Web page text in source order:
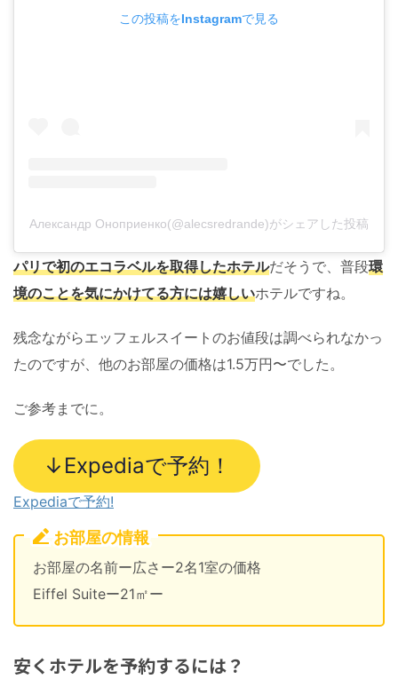
この投稿をInstagramで見る
Александр Оноприенко(@alecsredrande)がシェアした投稿
パリで初のエコラベルを取得したホテルだそうで、普段環
境のことを気にかけてる方には嬉しいホテルですね。
残念ながらエッフェルスイートのお値段は調べられなかっ
たのですが、他のお部屋の価格は1.5万円〜でした。
ご参考までに。
↓Expediaで予約！
Expediaで予約!
お部屋の情報
お部屋の名前ー広さー2名1室の価格
Eiffel Suiteー21㎡ー
安くホテルを予約するには？